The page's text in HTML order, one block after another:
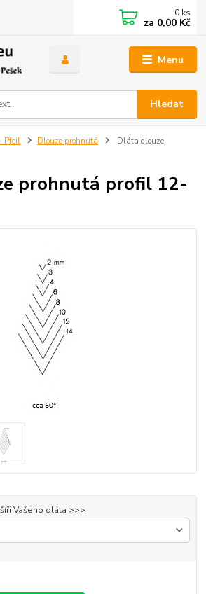
Menu
Hledat
0 ks
za 0,00 Kč
Pfeil Dlouze prohnutá
Dláta dlouze
prohnutá profil 12-
Vašeho dláta >>>